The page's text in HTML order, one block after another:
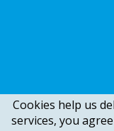
Cookies help us
services, you